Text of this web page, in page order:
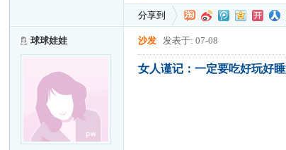
分享到
球球娃娃 沙发 发表于: 07-08
女人谨记：一定要吃好玩好